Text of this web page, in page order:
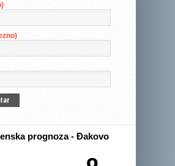
prognoza - Đakovo